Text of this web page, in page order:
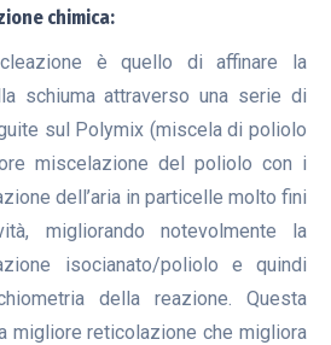
chimica:
è quello di affinare la
schiuma attraverso una serie di
sul Polymix (miscela di poliolo
miscelazione del poliolo con i
dell’aria in particelle molto fini
migliorando notevolmente la
isocianato/poliolo e quindi
della reazione. Questa
migliore reticolazione che migliora